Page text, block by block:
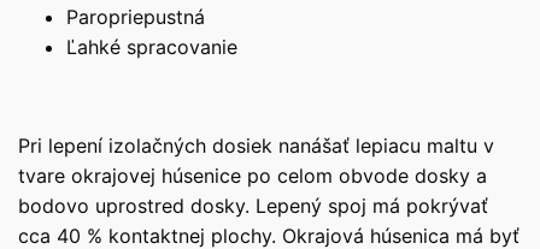
Paropriepustná
Ľahké spracovanie
Pri lepení izolačných dosiek nanášať lepiacu maltu v
tvare okrajovej húsenice po celom obvode dosky a
bodovo uprostred dosky. Lepený spoj má pokrývať
cca 40 % kontaktnej plochy. Okrajová húsenica má byť